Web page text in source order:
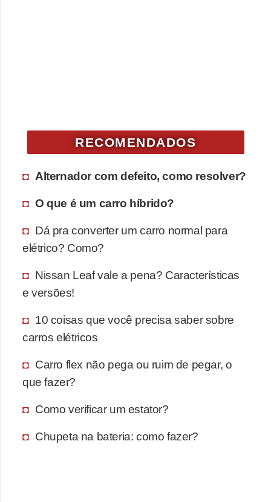
RECOMENDADOS
Alternador com defeito, como resolver?
O que é um carro híbrido?
Dá pra converter um carro normal para
elétrico? Como?
Nissan Leaf vale a pena? Características
e versões!
10 coisas que você precisa saber sobre
carros elétricos
Carro flex não pega ou ruim de pegar, o
que fazer?
Como verificar um estator?
Chupeta na bateria: como fazer?